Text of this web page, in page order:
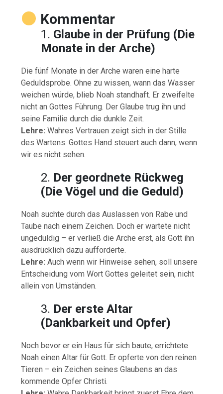
Kommentar
1. Glaube in der Prüfung (Die
Monate in der Arche)
Die fünf Monate in der Arche waren eine harte
Geduldsprobe. Ohne zu wissen, wann das Wasser
weichen würde, blieb Noah standhaft. Er zweifelte
nicht an Gottes Führung. Der Glaube trug ihn und
seine Familie durch die dunkle Zeit.
Lehre: Wahres Vertrauen zeigt sich in der Stille
des Wartens. Gottes Hand steuert auch dann, wenn
wir es nicht sehen.
2. Der geordnete Rückweg
(Die Vögel und die Geduld)
Noah suchte durch das Auslassen von Rabe und
Taube nach einem Zeichen. Doch er wartete nicht
ungeduldig – er verließ die Arche erst, als Gott ihn
ausdrücklich dazu aufforderte.
Lehre: Auch wenn wir Hinweise sehen, soll unsere
Entscheidung vom Wort Gottes geleitet sein, nicht
allein von Umständen.
3. Der erste Altar
(Dankbarkeit und Opfer)
Noch bevor er ein Haus für sich baute, errichtete
Noah einen Altar für Gott. Er opferte von den reinen
Tieren – ein Zeichen seines Glaubens an das
kommende Opfer Christi.